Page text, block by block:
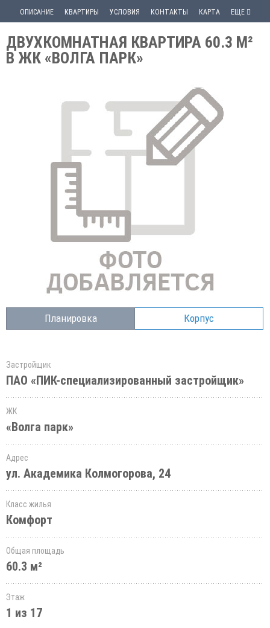
ОПИСАНИЕ КВАРТИРЫ УСЛОВИЯ КОНТАКТЫ КАРТА ЕЩЕ
ДВУХКОМНАТНАЯ КВАРТИРА 60.3 М²
В ЖК «ВОЛГА ПАРК»
Планировка Корпус
Застройщик
ПАО «ПИК-специализированный застройщик»
ЖК
«Волга парк»
Адрес
ул. Академика Колмогорова, 24
Класс жилья
Комфорт
Общая площадь
60.3 м²
Этаж
1 из 17